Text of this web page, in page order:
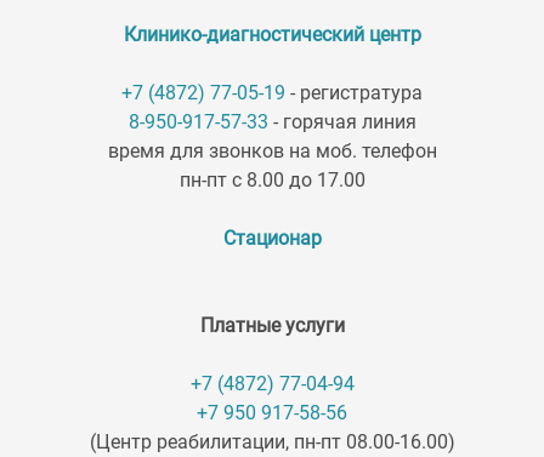
Клинико-диагностический центр
+7 (4872) 77-05-19 - регистратура
8-950-917-57-33 - горячая линия
время для звонков на моб. телефон
пн-пт с 8.00 до 17.00
Стационар
Платные услуги
+7 (4872) 77-04-94
+7 950 917-58-56
(Центр реабилитации, пн-пт 08.00-16.00)